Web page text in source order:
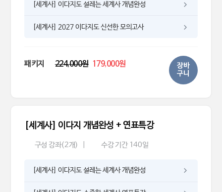
[세계사] 이다지도 설레는 세계사 개념완성
[세계사] 2027 이다지도 신선한 모의고사
패키지 224,000원 179,000원
장바
구니
[세계사] 이다지 개념완성 + 연표특강
구성 강좌(2개) 수강 기간 140일
[세계사] 이다지도 설레는 세계사 개념완성